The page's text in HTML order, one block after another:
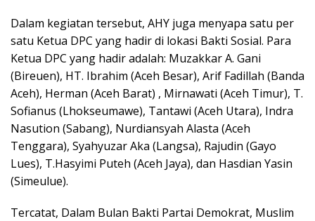
Dalam kegiatan tersebut, AHY juga menyapa satu per
satu Ketua DPC yang hadir di lokasi Bakti Sosial. Para
Ketua DPC yang hadir adalah: Muzakkar A. Gani
(Bireuen), HT. Ibrahim (Aceh Besar), Arif Fadillah (Banda
Aceh), Herman (Aceh Barat) , Mirnawati (Aceh Timur), T.
Sofianus (Lhokseumawe), Tantawi (Aceh Utara), Indra
Nasution (Sabang), Nurdiansyah Alasta (Aceh
Tenggara), Syahyuzar Aka (Langsa), Rajudin (Gayo
Lues), T.Hasyimi Puteh (Aceh Jaya), dan Hasdian Yasin
(Simeulue).
Tercatat, Dalam Bulan Bakti Partai Demokrat, Muslim